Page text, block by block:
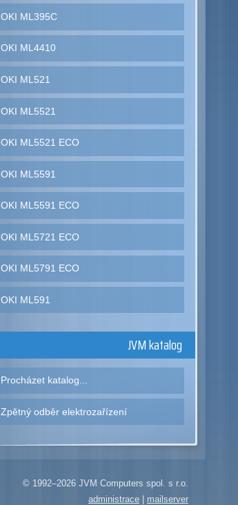
OKI ML395C
OKI ML4410
OKI ML521
OKI ML5521
OKI ML5521 ECO
OKI ML5591
OKI ML5591 ECO
OKI ML5721 ECO
OKI ML5791 ECO
OKI ML591
JVM katalog
Procházet katalog...
Zpětný odběr elektrozařízení
© 1992–2026 JVM Computers spol. s r.o.
administrace
mailserver